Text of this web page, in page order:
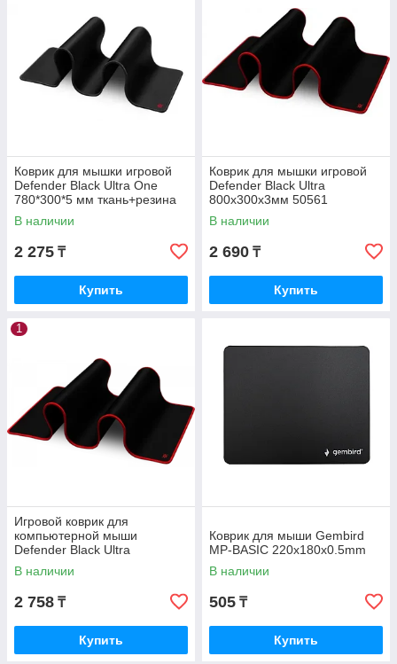
Коврик для мышки игровой
Defender Black Ultra One
780*300*5 мм ткань+резина
50004
В наличии
2 275 ₸
Купить
Коврик для мышки игровой
Defender Black Ultra
800х300х3мм 50561
В наличии
2 690 ₸
Купить
1
Игровой коврик для
компьютерной мыши
Defender Black Ultra
800х300х3мм черный 50561
В наличии
2 758 ₸
Купить
Коврик для мыши Gembird
MP-BASIC 220x180x0.5mm
В наличии
505 ₸
Купить